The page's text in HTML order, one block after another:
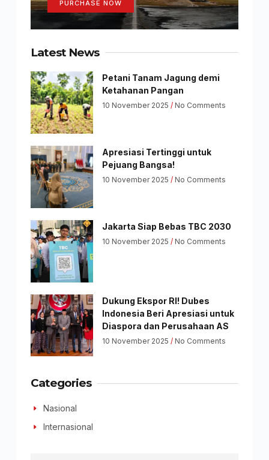
PURCHASE NOW
Latest News
Petani Tanam Jagung demi
Ketahanan Pangan
10 November 2025 No Comments
Apresiasi Tertinggi untuk
Pejuang Bangsa!
10 November 2025 No Comments
Jakarta Siap Bebas TBC 2030
10 November 2025 No Comments
Dukung Ekspor RI! Dubes
Indonesia Beri Apresiasi untuk
Diaspora dan Perusahaan AS
10 November 2025 No Comments
Categories
Nasional
Internasional